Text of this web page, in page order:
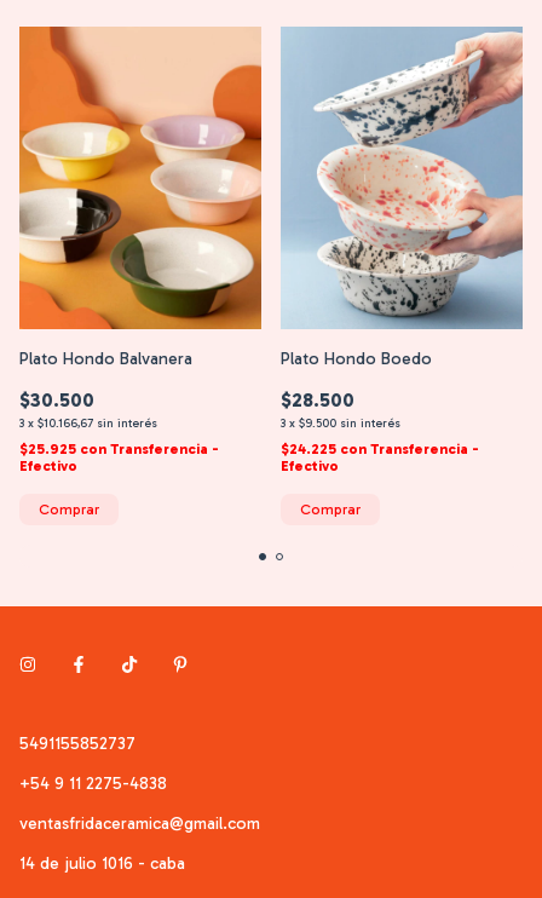
Plato Hondo Balvanera
$30.500
3 x $10.166,67 sin interés
$25.925 con Transferencia -
Efectivo
Comprar
Plato Hondo Boedo
$28.500
3 x $9.500 sin interés
$24.225 con Transferencia -
Efectivo
Comprar
5491155852737
+54 9 11 2275-4838
ventasfridaceramica@gmail.com
14 de julio 1016 - caba